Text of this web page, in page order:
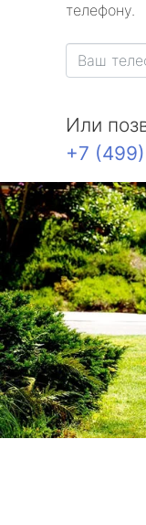
телефону.
Или
+7